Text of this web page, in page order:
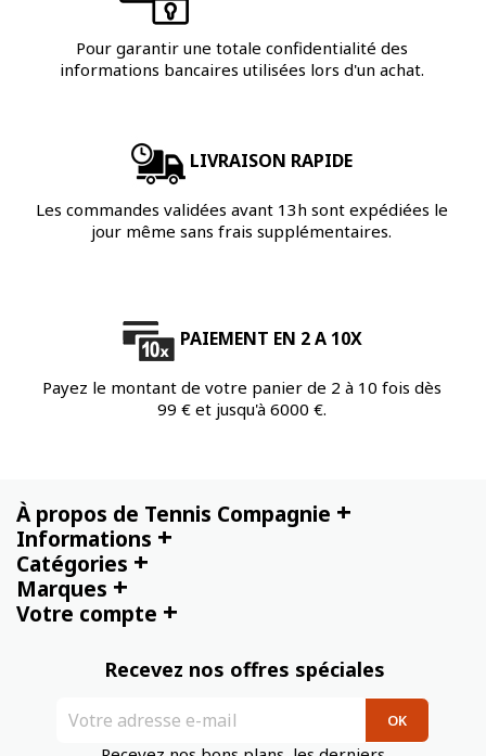
Pour garantir une totale confidentialité des
informations bancaires utilisées lors d'un achat.
LIVRAISON RAPIDE
Les commandes validées avant 13h sont expédiées le
jour même sans frais supplémentaires.
PAIEMENT EN 2 A 10X
Payez le montant de votre panier de 2 à 10 fois dès
99 € et jusqu'à 6000 €.
À propos de Tennis Compagnie +
Informations +
Catégories +
Marques +
Votre compte +
Recevez nos offres spéciales